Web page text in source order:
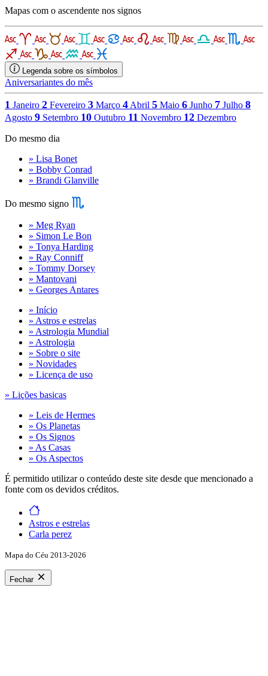
Mapas com o ascendente nos signos
Legenda sobre os símbolos
Aniversariantes do mês
1 Janeiro 2 Fevereiro 3 Março 4 Abril 5 Maio 6 Junho 7 Julho 8
Agosto 9 Setembro 10 Outubro 11 Novembro 12 Dezembro
Do mesmo dia
» Lisa Bonet
» Bobby Conrad
» Brandi Glanville
Do mesmo signo
» Meg Ryan
» Simon Le Bon
» Tonya Harding
» Ray Conniff
» Tommy Dorsey
» Mantovani
» Georges Antares
» Início
» Astros e estrelas
» Astrologia Mundial
» Astrologia
» Sobre o site
» Novidades
» Licença de uso
» Lições basicas
» Leis de Hermes
» Os Planetas
» Os Signos
» As Casas
» Os Aspectos
É permitido utilizar o conteúdo deste site desde que mencionado a
fonte com os devidos créditos.
Astros e estrelas
Carla perez
Mapa do Céu 2013-2026
Fechar